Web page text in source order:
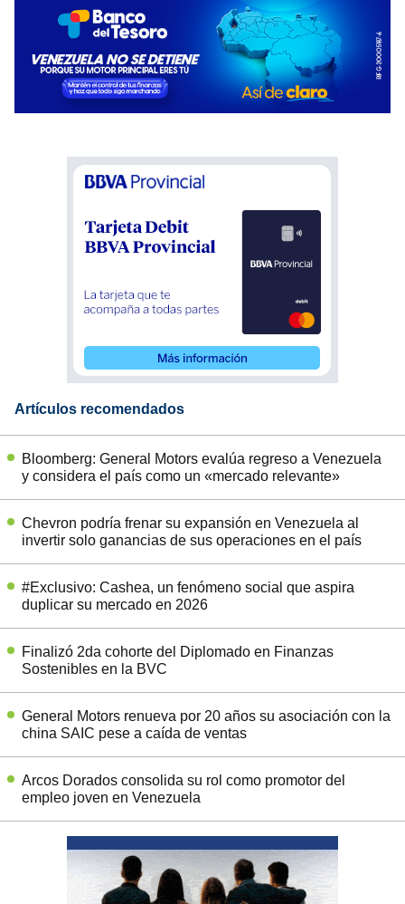
Artículos recomendados
Bloomberg: General Motors evalúa regreso a Venezuela
y considera el país como un «mercado relevante»
Chevron podría frenar su expansión en Venezuela al
invertir solo ganancias de sus operaciones en el país
#Exclusivo: Cashea, un fenómeno social que aspira
duplicar su mercado en 2026
Finalizó 2da cohorte del Diplomado en Finanzas
Sostenibles en la BVC
General Motors renueva por 20 años su asociación con la
china SAIC pese a caída de ventas
Arcos Dorados consolida su rol como promotor del
empleo joven en Venezuela